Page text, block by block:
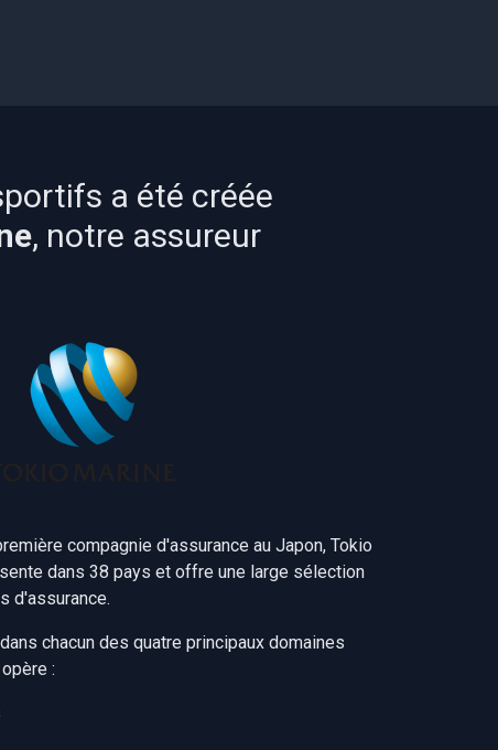
a été créée
, notre assureur
compagnie d'assurance au Japon, Tokio
dans 38 pays et offre une large sélection
d'assurance.
chacun des quatre principaux domaines
: